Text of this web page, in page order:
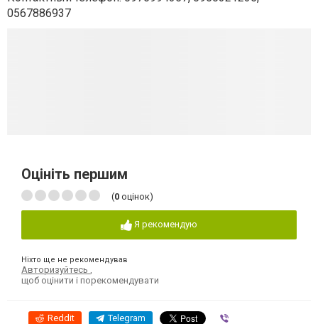
0567886937
Оцініть першим
(0 оцінок)
Я рекомендую
Ніхто ще не рекомендував
Авторизуйтесь
щоб оцінити і порекомендувати
Reddit Telegram